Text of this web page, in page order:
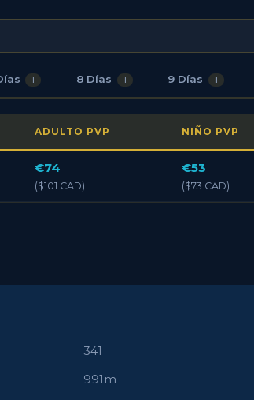
1 8 Días 1 9 Días 1
ADULTO PVP NIÑO PVP
€74
($101 CAD)
€53
($73 CAD)
341
991m